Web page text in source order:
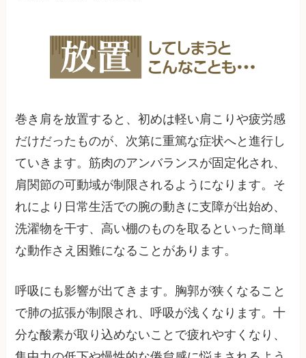
巻き肩を放置すると、初めは軽い肩こりや疲労感
だけだったものが、次第に重篤な症状へと進行し
ていきます。筋肉のアンバランスが固定化され、
肩関節の可動域が制限されるようになります。そ
れにより日常生活での腕の動きに支障が出始め、
洗濯物を干す、高い棚のものを取るといった簡単
な動作さえ困難になることがあります。
呼吸にも影響が出てきます。胸郭が狭くなること
で肺の拡張が制限され、呼吸が浅くなります。十
分な酸素が取り込めないことで疲れやすくなり、